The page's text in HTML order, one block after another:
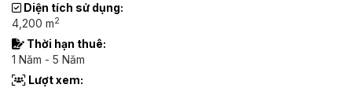
Diện tích sử dụng:
4,200 m2
Thời hạn thuê:
1 Năm - 5 Năm
Lượt xem: